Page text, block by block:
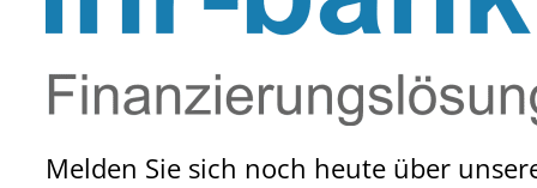
Melden Sie sich noch heute über